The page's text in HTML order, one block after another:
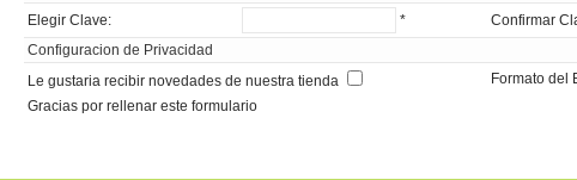
Elegir Clave:
* Confirmar
Configuracion de Privacidad
Le gustaria recibir novedades de nuestra tienda
Formato del
Gracias por rellenar este formulario